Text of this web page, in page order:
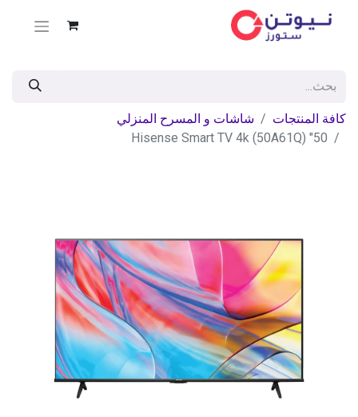
كافة المنتجات
شاشات و المسرح المنزلي
50" Hisense Smart TV 4k (50A61Q)